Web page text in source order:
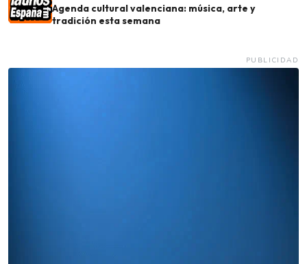
Agenda cultural valenciana: música, arte y
tradición esta semana
PUBLICIDAD